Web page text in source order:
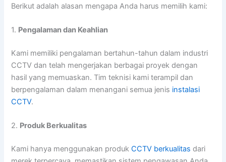
Berikut adalah alasan mengapa Anda harus memilih kami:
1. Pengalaman dan Keahlian
Kami memiliki pengalaman bertahun-tahun dalam industri
CCTV dan telah mengerjakan berbagai proyek dengan
hasil yang memuaskan. Tim teknisi kami terampil dan
berpengalaman dalam menangani semua jenis instalasi
CCTV.
2. Produk Berkualitas
Kami hanya menggunakan produkCCTV berkualitas dari